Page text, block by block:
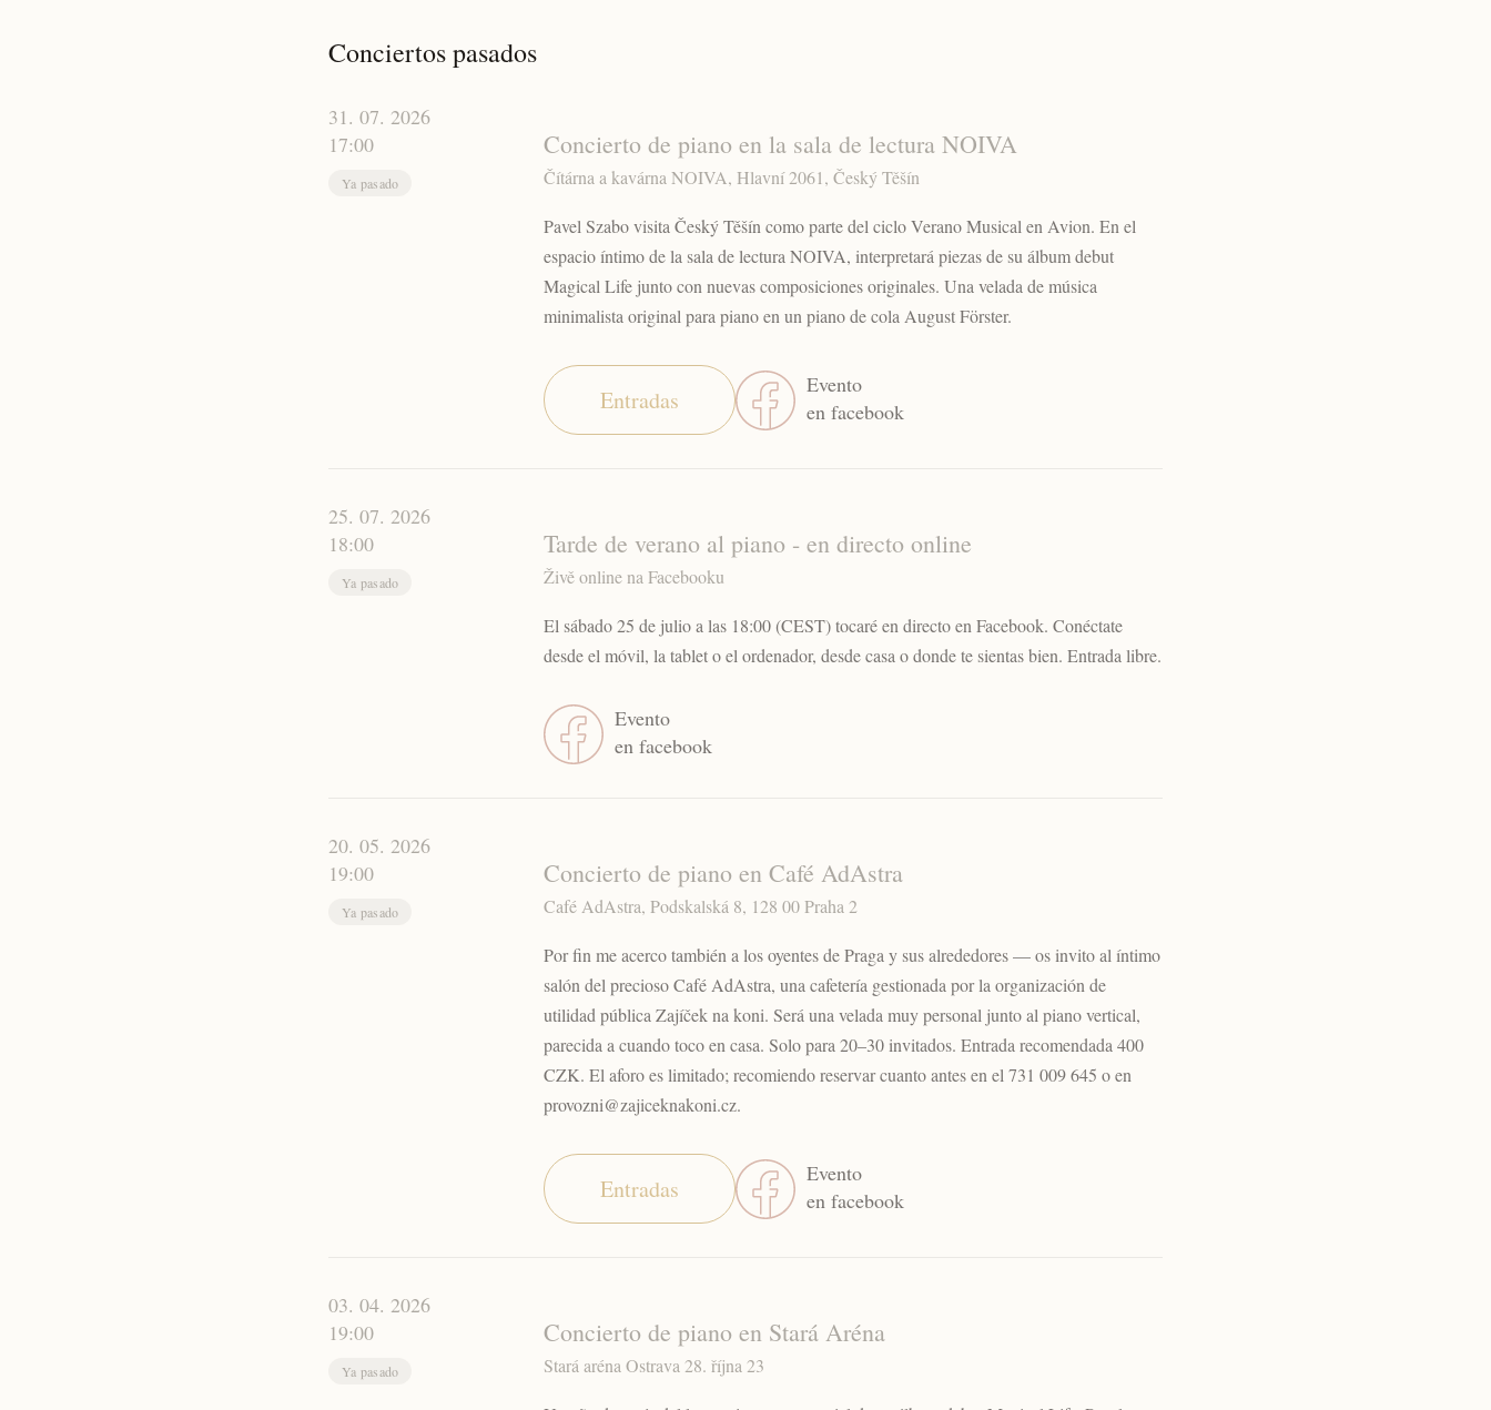
Conciertos pasados
31. 07. 2026
17:00
Ya pasado
Concierto de piano en la sala de lectura NOIVA
Čítárna a kavárna NOIVA, Hlavní 2061, Český Těšín
Pavel Szabo visita Český Těšín como parte del ciclo Verano Musical en Avion. En el
espacio íntimo de la sala de lectura NOIVA, interpretará piezas de su álbum debut
Magical Life junto con nuevas composiciones originales. Una velada de música
minimalista original para piano en un piano de cola August Förster.
Entradas
Evento
en facebook
25. 07. 2026
18:00
Ya pasado
Tarde de verano al piano - en directo online
Živě online na Facebooku
El sábado 25 de julio a las 18:00 (CEST) tocaré en directo en Facebook. Conéctate
desde el móvil, la tablet o el ordenador, desde casa o donde te sientas bien. Entrada libre.
Evento
en facebook
20. 05. 2026
19:00
Ya pasado
Concierto de piano en Café AdAstra
Café AdAstra, Podskalská 8, 128 00 Praha 2
Por fin me acerco también a los oyentes de Praga y sus alrededores — os invito al íntimo
salón del precioso Café AdAstra, una cafetería gestionada por la organización de
utilidad pública Zajíček na koni. Será una velada muy personal junto al piano vertical,
parecida a cuando toco en casa. Solo para 20–30 invitados. Entrada recomendada 400
CZK. El aforo es limitado; recomiendo reservar cuanto antes en el 731 009 645 o en
provozni@zajiceknakoni.cz.
Entradas
Evento
en facebook
03. 04. 2026
19:00
Ya pasado
Concierto de piano en Stará Aréna
Stará aréna Ostrava 28. října 23